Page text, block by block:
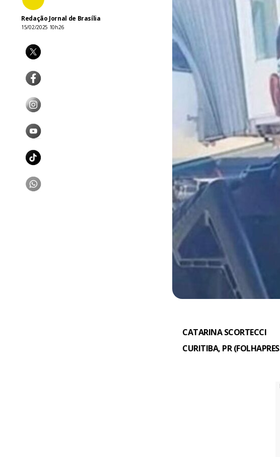
Redação Jornal de Brasília
15/02/2025 10h26
CATARINA SCORTECCI
CURITIBA, PR